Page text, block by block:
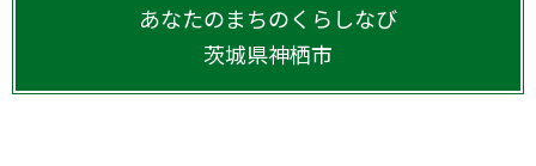
あなたのまちのくらしなび
茨城県神栖市